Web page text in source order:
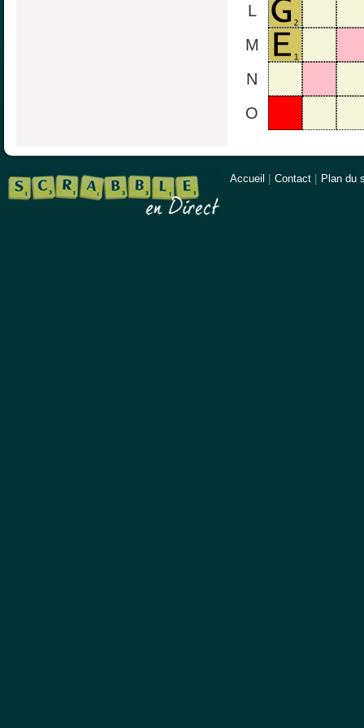
L
M
N
O
Accueil Contact Plan du